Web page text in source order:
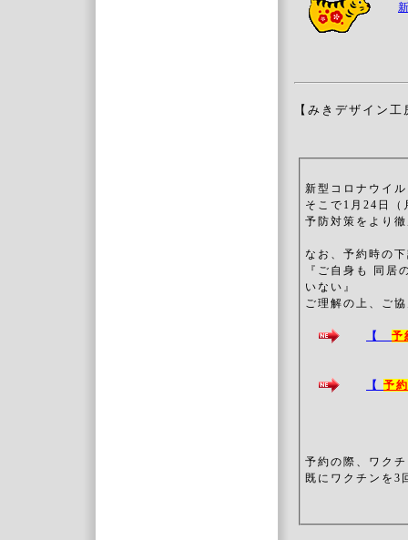
【みきデザイン
新型コロナウイ
そこで1月24日（
予防対策をより
なお、予約時の
『ご自身も 同居
いない』
ご理解の上、ご
【 予
【 予
予約の際、ワク
既にワクチンを3